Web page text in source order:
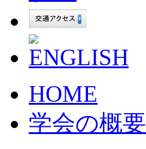
HOME
学会の概要